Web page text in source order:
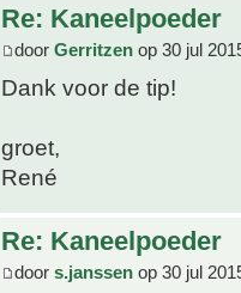
Re: Kaneelpoeder
door Gerritzen op 30 jul
Dank voor de tip!
groet,
René
Re: Kaneelpoeder
door s.janssen op 30 jul